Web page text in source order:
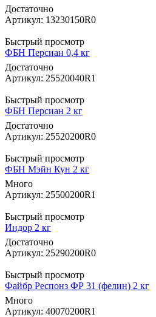
Достаточно
Артикул: 13230150R0
Быстрый просмотр
ФБН Персиан 0,4 кг
Достаточно
Артикул: 25520040R1
Быстрый просмотр
ФБН Персиан 2 кг
Достаточно
Артикул: 25520200R0
Быстрый просмотр
ФБН Мэйн Кун 2 кг
Много
Артикул: 25500200R1
Быстрый просмотр
Индор 2 кг
Достаточно
Артикул: 25290200R0
Быстрый просмотр
Файбр Респонз ФР 31 (фелин) 2 кг
Много
Артикул: 40070200R1